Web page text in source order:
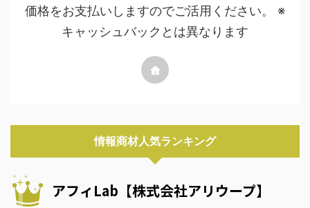
価格をお支払いしますのでご活用ください。 ※
キャッシュバックとは異なります
情報商材人気ランキング
アフィLab【株式会社アリウープ】